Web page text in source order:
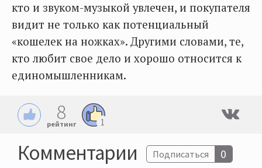
кто и звуком-музыкой увлечен, и покупателя
видит не только как потенциальный
«кошелек на ножках». Другими словами, те,
кто любит свое дело и хорошо относится к
единомышленникам.
8
рейтинг 1
Комментарии Подписаться 0